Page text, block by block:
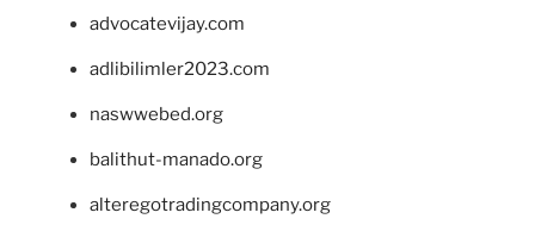
advocatevijay.com
adlibilimler2023.com
naswwebed.org
balithut-manado.org
alteregotradingcompany.org